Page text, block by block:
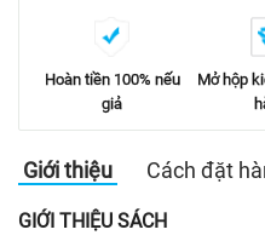
Hoàn tiền 100% nếu
giả
Mở hộp
Giới thiệu Cách đặt
GIỚI THIỆU SÁCH